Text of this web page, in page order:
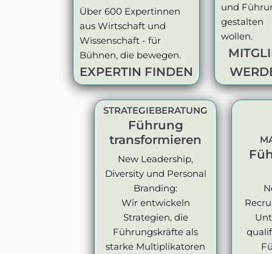
EXPERTIN FINDEN
Über 600 Expertinnen
aus Wirtschaft und
Wissenschaft - für
Bühnen, die bewegen.
und
gestalten
wollen.
New Leadership,
Diversity und Personal
Branding:
Wir entwickeln
Strategien, die
Führungskräfte als
starke Multiplikatoren
Führung
transformieren
STRATEGIEBERATUNG